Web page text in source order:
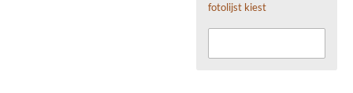
fotolijst kiest